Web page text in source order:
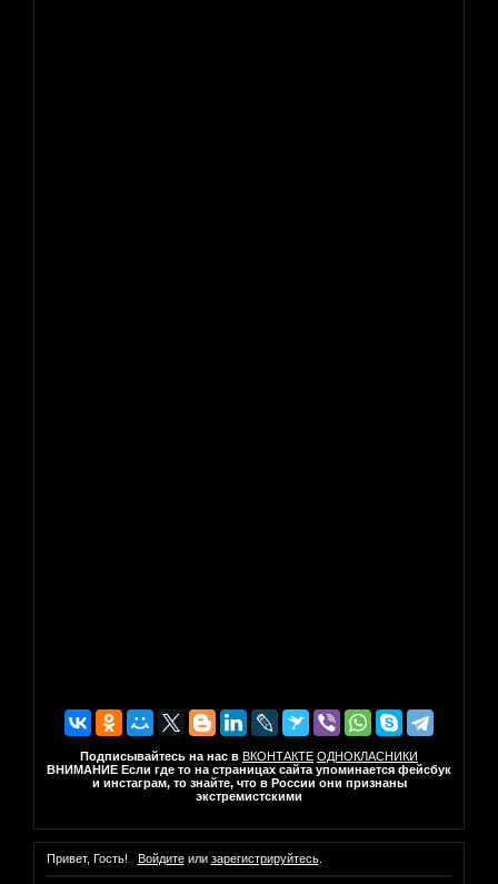
Подписывайтесь на нас в ВКОНТАКТЕ ОДНОКЛАСНИКИ
ВНИМАНИЕ Если где то на страницах сайта упоминается фейсбук
и инстаграм, то знайте, что в России они признаны
экстремистскими
Привет, Гость! Войдитеили зарегистрируйтесь.